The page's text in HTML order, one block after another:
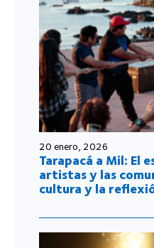
20 enero, 2026
Tarapacá a Mil: El
artistas y las
cultura y la